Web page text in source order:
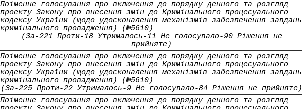
Поіменне голосування про включення до порядку денного та розгляд
проекту Закону про внесення змін до Кримінального процесуального
кодексу України (щодо удосконалення механізмів забезпечення завдань
кримінального провадження) (№5610)
(За-221 Проти-18 Утрималось-11 Не голосувало-90 Рішення не
прийняте)
Поіменне голосування про включення до порядку денного та розгляд
проекту Закону про внесення змін до Кримінального процесуального
кодексу України (щодо удосконалення механізмів забезпечення завдань
кримінального провадження) (№5610)
(За-225 Проти-22 Утрималось-9 Не голосувало-84 Рішення не прийняте)
Поіменне голосування про включення до порядку денного та розгляд